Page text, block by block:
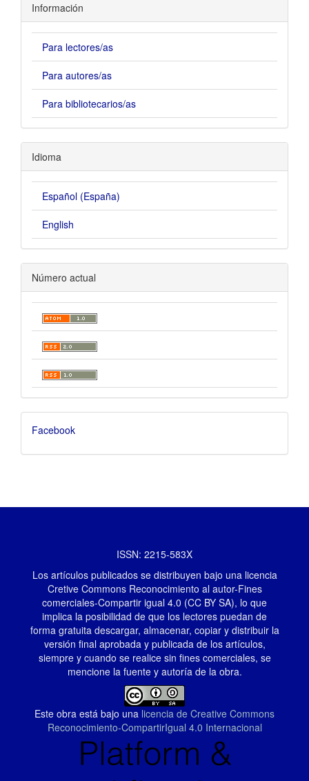
Información
Para lectores/as
Para autores/as
Para bibliotecarios/as
Idioma
Español (España)
English
Número actual
Facebook
ISSN: 2215-583X
Los artículos publicados se distribuyen bajo una licencia
Cretive Commons Reconocimiento al autor-Fines
comerciales-Compartir igual 4.0 (CC BY SA), lo que
implica la posibilidad de que los lectores puedan de
forma gratuita descargar, almacenar, copiar y distribuir la
versión final aprobada y publicada de los artículos,
siempre y cuando se realice sin fines comerciales, se
mencione la fuente y autoría de la obra.
Este obra está bajo una licencia de Creative Commons
Reconocimiento-CompartirIgual 4.0 Internacional